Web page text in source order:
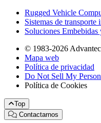
Rugged Vehicle
Sistemas de transporte
Soluciones
© 1983-2026
Mapa web
Política de privacidad
Do Not Sell My
Política de Cookies
Top
Contactarnos